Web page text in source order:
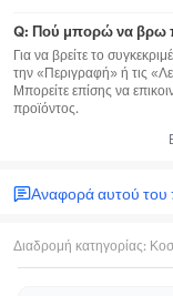
Q: Πού μπορώ να βρω
Για να βρείτε το
την «Περιγραφή» ή τις
Μπορείτε επίσης να
προϊόντος.
Αναφορά αυτού του
Διαδρομή κατηγορίας: